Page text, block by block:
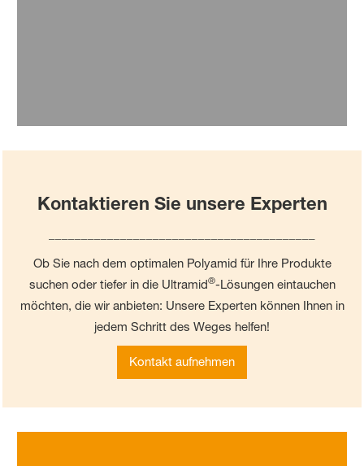
Kontaktieren Sie unsere Experten
Ob Sie nach dem optimalen Polyamid für Ihre Produkte
suchen oder tiefer in die Ultramid®-Lösungen eintauchen
möchten, die wir anbieten: Unsere Experten können Ihnen in
jedem Schritt des Weges helfen!
Kontakt aufnehmen